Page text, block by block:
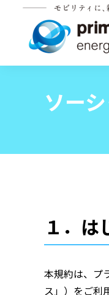
ソー
１．は
本規約は、プ
ス」）をご利